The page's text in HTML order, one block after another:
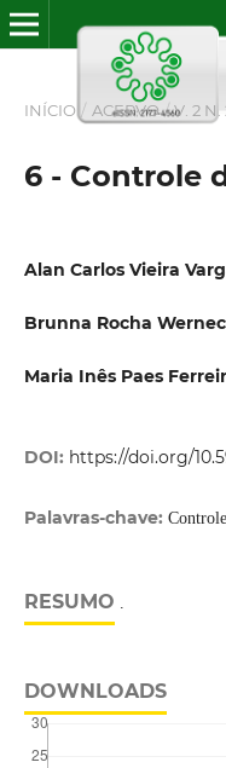
INÍCIO / ACERVO / V. 2
6 - Controle
Alan Carlos Vieira
Brunna Rocha
Maria Inês Paes
DOI: https://doi.org/
Palavras-chave:
RESUMO .
DOWNLOADS